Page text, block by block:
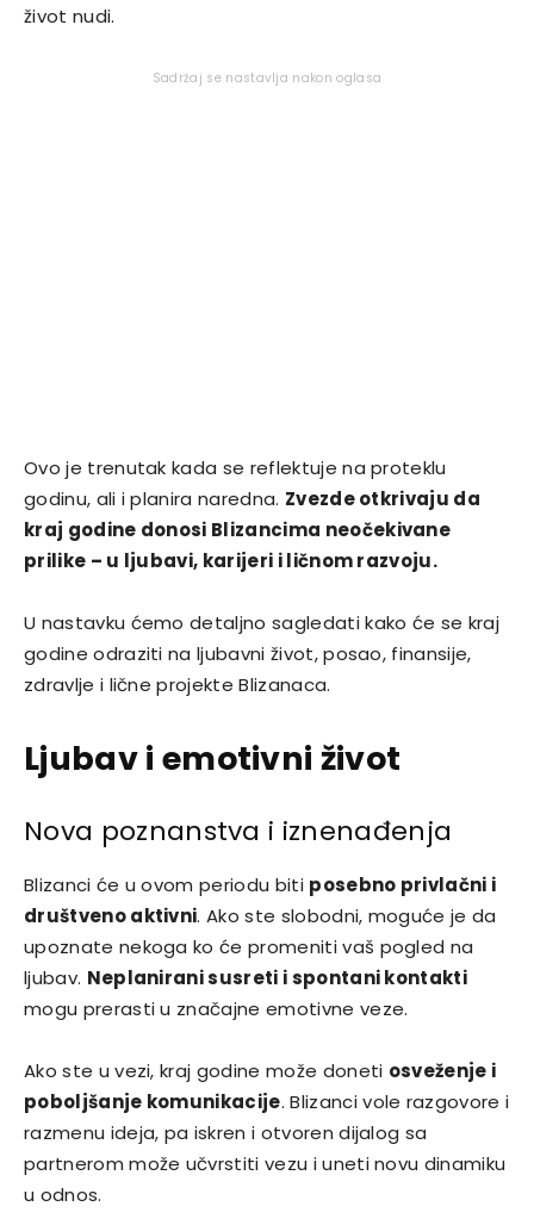
život nudi.
Sadržaj se nastavlja nakon oglasa
Ovo je trenutak kada se reflektuje na proteklu
godinu, ali i planira naredna. Zvezde otkrivaju da
kraj godine donosi Blizancima neočekivane
prilike – u ljubavi, karijeri i ličnom razvoju.
U nastavku ćemo detaljno sagledati kako će se kraj
godine odraziti na ljubavni život, posao, finansije,
zdravlje i lične projekte Blizanaca.
Ljubav i emotivni život
Nova poznanstva i iznenađenja
Blizanci će u ovom periodu biti posebno privlačni i
društveno aktivni. Ako ste slobodni, moguće je da
upoznate nekoga ko će promeniti vaš pogled na
ljubav. Neplanirani susreti i spontani kontakti
mogu prerasti u značajne emotivne veze.
Ako ste u vezi, kraj godine može doneti osveženje i
poboljšanje komunikacije. Blizanci vole razgovore i
razmenu ideja, pa iskren i otvoren dijalog sa
partnerom može učvrstiti vezu i uneti novu dinamiku
u odnos.